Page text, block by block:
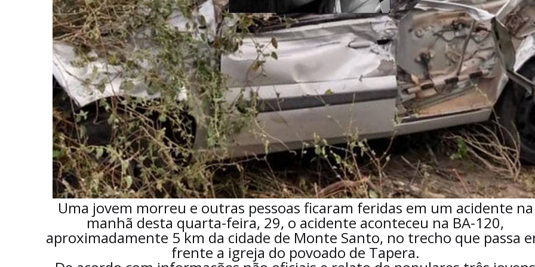
Uma jovem morreu e outras pessoas ficaram feridas em um acidente na
manhã desta quarta-feira, 29, o acidente aconteceu na BA-120,
aproximadamente 5 km da cidade de Monte Santo, no trecho que passa
frente a igreja do povoado de Tapera.